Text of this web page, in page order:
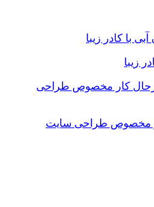
زیبا
کار مخصوص طراحی سایت